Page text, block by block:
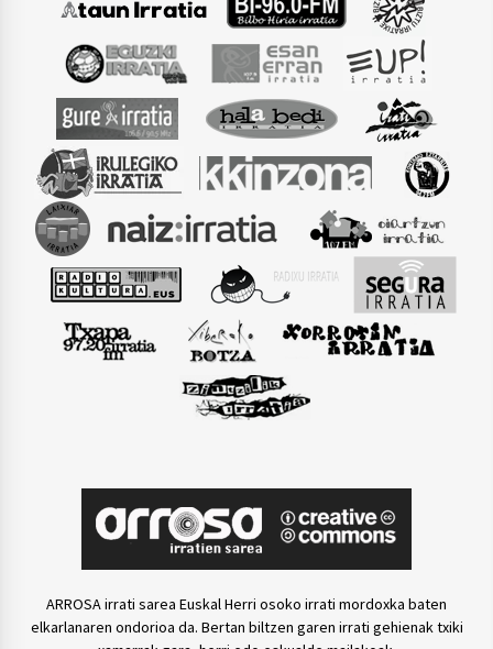
ARROSA irrati sarea Euskal Herri osoko irrati mordoxka baten
elkarlanaren ondorioa da. Bertan biltzen garen irrati gehienak txiki